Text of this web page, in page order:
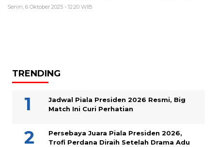
Senin, 6 Oktober 2025 - 12:20 WIB
TRENDING
Jadwal Piala Presiden 2026 Resmi, Big
Match Ini Curi Perhatian
Persebaya Juara Piala Presiden 2026,
Trofi Perdana Diraih Setelah Drama Adu